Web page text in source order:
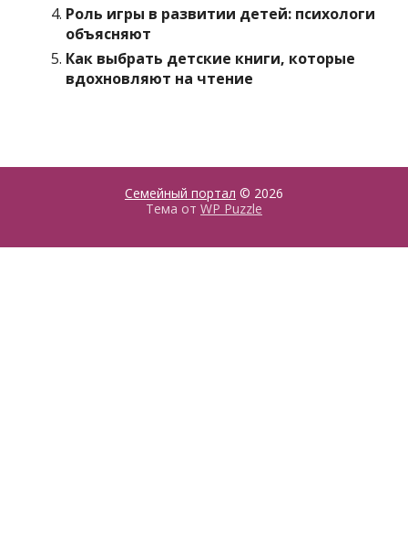
Роль игры в развитии детей: психологи
объясняют
Как выбрать детские книги, которые
вдохновляют на чтение
Семейный портал © 2026
Тема от WP Puzzle